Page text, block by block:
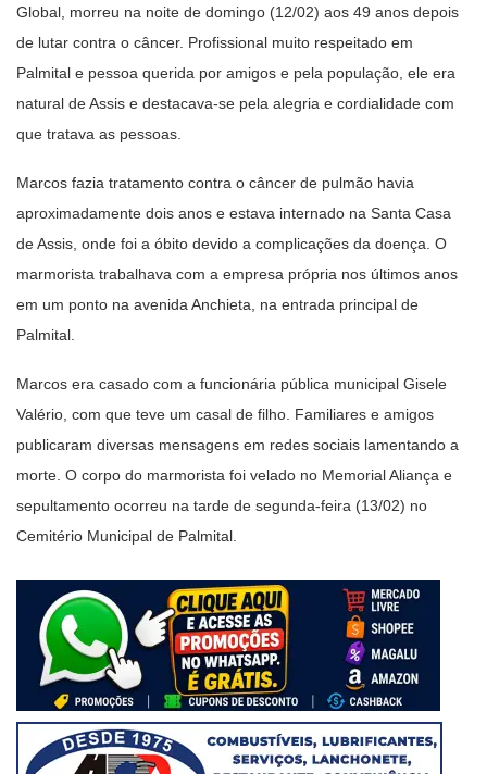
Global, morreu na noite de domingo (12/02) aos 49 anos depois
de lutar contra o câncer. Profissional muito respeitado em
Palmital e pessoa querida por amigos e pela população, ele era
natural de Assis e destacava-se pela alegria e cordialidade com
que tratava as pessoas.
Marcos fazia tratamento contra o câncer de pulmão havia
aproximadamente dois anos e estava internado na Santa Casa
de Assis, onde foi a óbito devido a complicações da doença. O
marmorista trabalhava com a empresa própria nos últimos anos
em um ponto na avenida Anchieta, na entrada principal de
Palmital.
Marcos era casado com a funcionária pública municipal Gisele
Valério, com que teve um casal de filho. Familiares e amigos
publicaram diversas mensagens em redes sociais lamentando a
morte. O corpo do marmorista foi velado no Memorial Aliança e
sepultamento ocorreu na tarde de segunda-feira (13/02) no
Cemitério Municipal de Palmital.